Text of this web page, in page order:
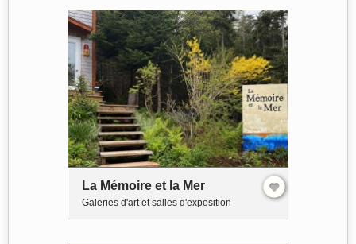
La Mémoire et la Mer
Galeries d'art et salles d'exposition